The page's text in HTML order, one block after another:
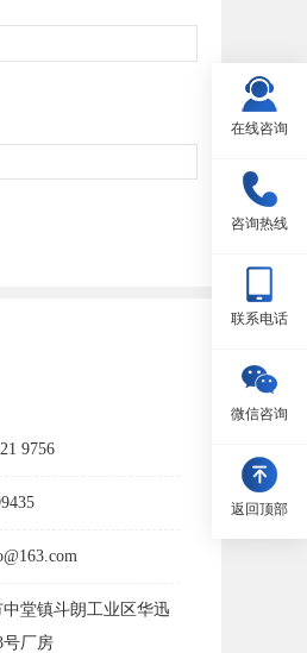
9756
堂镇斗朗工业区华迅
号厂房
在线咨询
咨询热线
联系电话
微信咨询
返回顶部